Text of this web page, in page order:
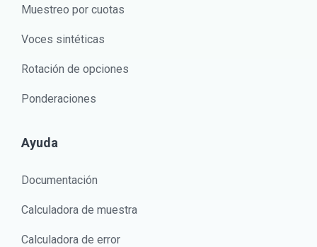
Muestreo por cuotas
Voces sintéticas
Rotación de opciones
Ponderaciones
Ayuda
Documentación
Calculadora de muestra
Calculadora de error